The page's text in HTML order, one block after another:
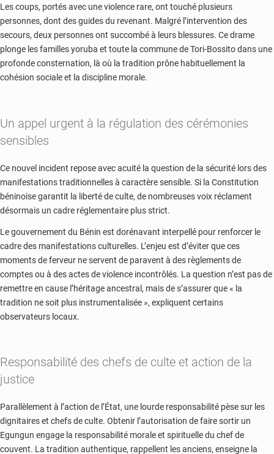
Les coups, portés avec une violence rare, ont touché plusieurs
personnes, dont des guides du revenant. Malgré l’intervention des
secours, deux personnes ont succombé à leurs blessures. Ce drame
plonge les familles yoruba et toute la commune de Tori-Bossito dans une
profonde consternation, là où la tradition prône habituellement la
cohésion sociale et la discipline morale.
Un appel urgent à la régulation des cérémonies
sensibles
Ce nouvel incident repose avec acuité la question de la sécurité lors des
manifestations traditionnelles à caractère sensible. Si la Constitution
béninoise garantit la liberté de culte, de nombreuses voix réclament
désormais un cadre réglementaire plus strict.
Le gouvernement du Bénin est dorénavant interpellé pour renforcer le
cadre des manifestations culturelles. L’enjeu est d’éviter que ces
moments de ferveur ne servent de paravent à des règlements de
comptes ou à des actes de violence incontrôlés. La question n’est pas de
remettre en cause l’héritage ancestral, mais de s’assurer que « la
tradition ne soit plus instrumentalisée », expliquent certains
observateurs locaux.
Responsabilité des chefs de culte et action de la
justice
Parallèlement à l’action de l’État, une lourde responsabilité pèse sur les
dignitaires et chefs de culte. Obtenir l’autorisation de faire sortir un
Egungun engage la responsabilité morale et spirituelle du chef de
couvent. La tradition authentique, rappellent les anciens, enseigne la